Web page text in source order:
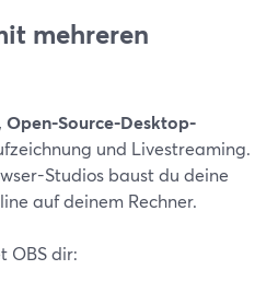
mehreren
Open-Source-Desktop-
und Livestreaming.
Studios baust du deine
auf deinem Rechner.
OBS dir: